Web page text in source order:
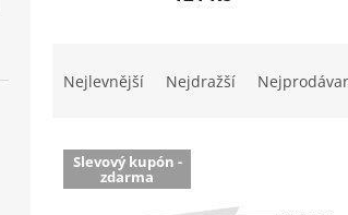
n
p
Nejlevnější Nejdražší
V
p
Slevový kupón -
zdarma